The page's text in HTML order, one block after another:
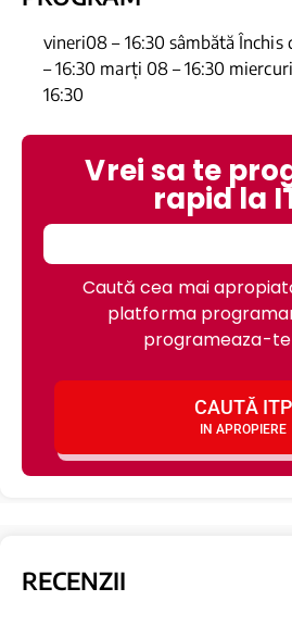
vineri08 – 16:30 sâmbătă
– 16:30 marți 08 – 16:30
16:30
Vrei sa te
rapid la
Caută cea mai
platforma
programeaza-te
CAUTĂ ITP
IN APROPIERE
RECENZII